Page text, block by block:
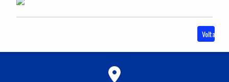
Voltar